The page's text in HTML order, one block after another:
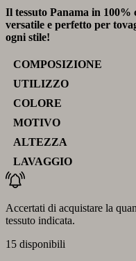
Il tessuto Panama in 100%
versatile e perfetto per
ogni stile!
COMPOSIZIONE
UTILIZZO
COLORE
MOTIVO
ALTEZZA
LAVAGGIO
Accertati di acquistare la
tessuto indicata.
15 disponibili